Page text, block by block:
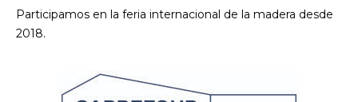
Participamos en la feria internacional de la madera desde
2018.